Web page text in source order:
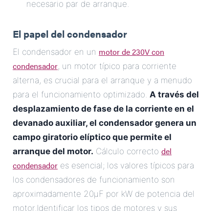
necesario par de arranque.
El papel del condensador
El condensador en un motor de 230V con
condensador, un motor típico para corriente
alterna, es crucial para el arranque y a menudo
para el funcionamiento optimizado. A través del
desplazamiento de fase de la corriente en el
devanado auxiliar, el condensador genera un
campo giratorio elíptico que permite el
arranque del motor. Cálculo correcto del
condensador es esencial; los valores típicos para
los condensadores de funcionamiento son
aproximadamente 20µF por kW de potencia del
motor.Identificar los tipos de motores y sus